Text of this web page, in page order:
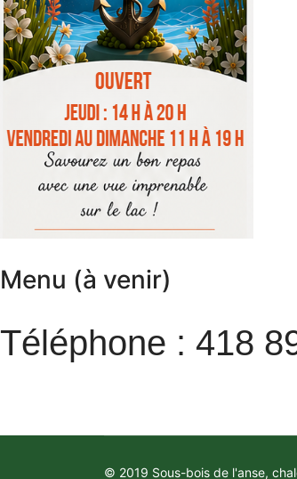
Menu (à venir)
Téléphone : 418
© 2019 Sous-bois de l'anse,